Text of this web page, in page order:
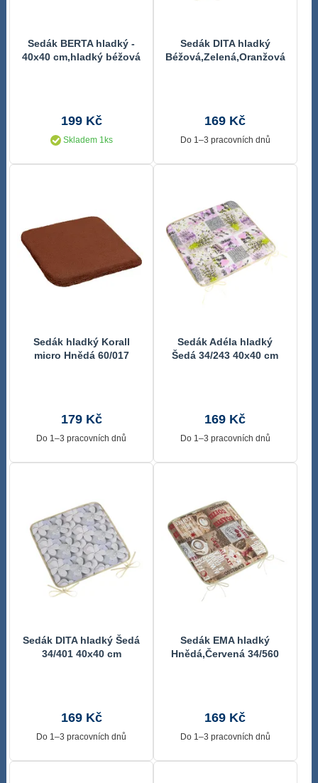
Sedák BERTA hladký -
40x40 cm,hladký béžová
199 Kč
Skladem 1ks
Sedák DITA hladký
Béžová,Zelená,Oranžová
169 Kč
Do 1–3 pracovních dnů
Sedák hladký Korall
micro Hnědá 60/017
179 Kč
Do 1–3 pracovních dnů
Sedák Adéla hladký
Šedá 34/243 40x40 cm
169 Kč
Do 1–3 pracovních dnů
Sedák DITA hladký Šedá
34/401 40x40 cm
169 Kč
Do 1–3 pracovních dnů
Sedák EMA hladký
Hnědá,Červená 34/560
169 Kč
Do 1–3 pracovních dnů